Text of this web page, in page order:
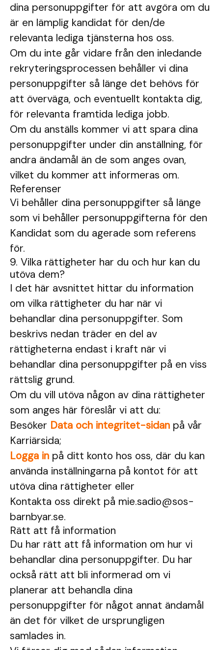
dina personuppgifter för att avgöra om du
är en lämplig kandidat för den/de
relevanta lediga tjänsterna hos oss.
Om du inte går vidare från den inledande
rekryteringsprocessen behåller vi dina
personuppgifter så länge det behövs för
att överväga, och eventuellt kontakta dig,
för relevanta framtida lediga jobb.
Om du anställs kommer vi att spara dina
personuppgifter under din anställning, för
andra ändamål än de som anges ovan,
vilket du kommer att informeras om.
Referenser
Vi behåller dina personuppgifter så länge
som vi behåller personuppgifterna för den
Kandidat som du agerade som referens
för.
9. Vilka rättigheter har du och hur kan du
utöva dem?
I det här avsnittet hittar du information
om vilka rättigheter du har när vi
behandlar dina personuppgifter. Som
beskrivs nedan träder en del av
rättigheterna endast i kraft när vi
behandlar dina personuppgifter på en viss
rättslig grund.
Om du vill utöva någon av dina rättigheter
som anges här föreslår vi att du:
Besöker Data och integritet-sidan på vår
Karriärsida;
Logga in på ditt konto hos oss, där du kan
använda inställningarna på kontot för att
utöva dina rättigheter eller
Kontakta oss direkt på mie.sadio@sos-
barnbyar.se.
Rätt att få information
Du har rätt att få information om hur vi
behandlar dina personuppgifter. Du har
också rätt att bli informerad om vi
planerar att behandla dina
personuppgifter för något annat ändamål
än det för vilket de ursprungligen
samlades in.